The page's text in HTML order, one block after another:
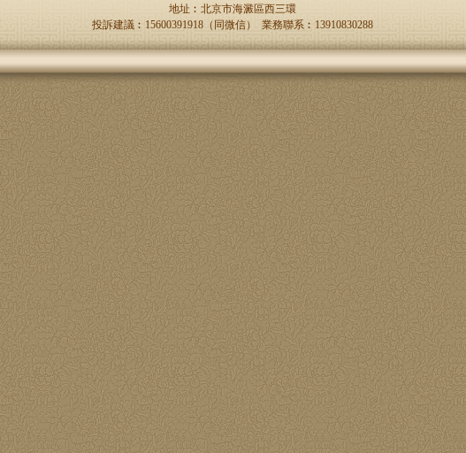
地址︰北京市海澱區西三環
投訴建議︰15600391918（同微信） 業務聯系︰13910830288